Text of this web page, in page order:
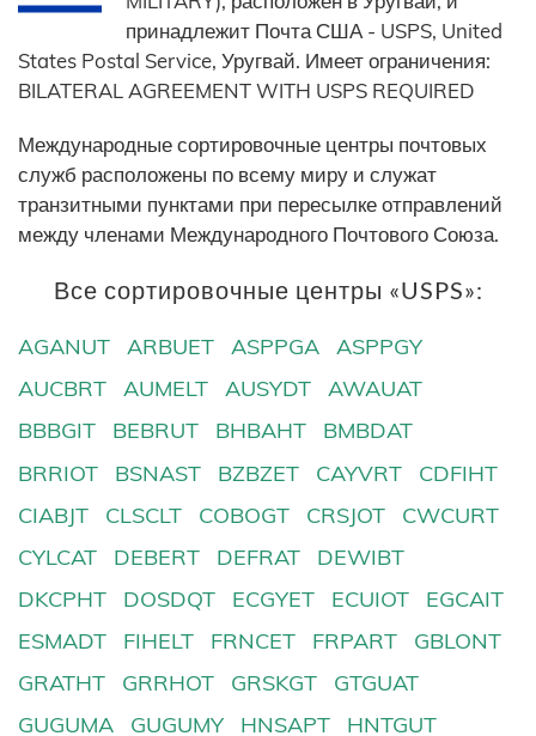
принадлежит Почта США - USPS, United
States Postal Service, Уругвай. Имеет ограничения:
BILATERAL AGREEMENT WITH USPS REQUIRED
Международные сортировочные центры почтовых
служб расположены по всему миру и служат
транзитными пунктами при пересылке отправлений
между членами Международного Почтового Союза.
Все сортировочные центры «USPS»:
AGANUT ARBUET ASPPGA
ASPPGY
AUCBRT
AUMELT AUSYDT
AWAUAT
BBBGIT
BEBRUT BHBAHT
BMBDAT
BRRIOT
BSNAST BZBZET CAYVRT
CDFIHT
CIABJT
CLSCLT COBOGT CRSJOT
CWCURT
CYLCAT
DEBERT DEFRAT
DEWIBT
DKCPHT
DOSDQT ECGYET ECUIOT
EGCAIT
ESMADT
FIHELT FRNCET FRPART
GBLONT
GRATHT
GRRHOT GRSKGT
GTGUAT
GUGUMA
GUGUMY HNSAPT HNTGUT